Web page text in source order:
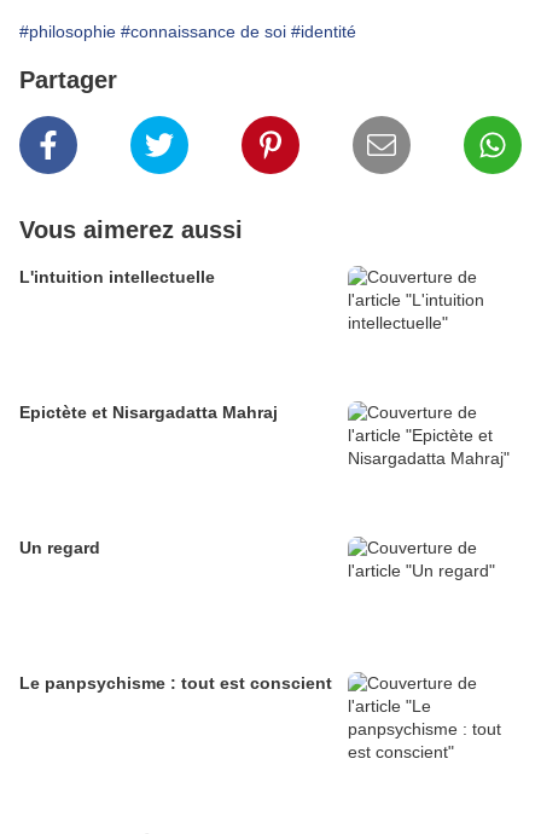
#philosophie #connaissance de soi #identité
Partager
Vous aimerez aussi
L'intuition intellectuelle
Epictète et Nisargadatta Mahraj
Un regard
Le panpsychisme : tout est conscient